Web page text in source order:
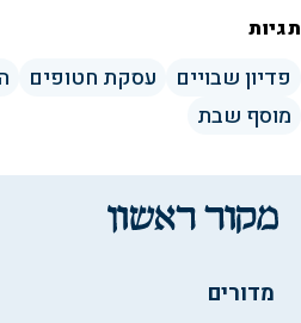
תגיות
פדיון שבויים עסקת חטופים
מוסף שבת
מדורים